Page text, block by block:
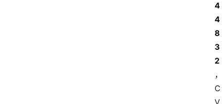
4
4
8
3
2
，
C
V